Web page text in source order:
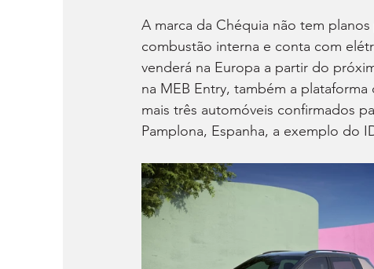
A marca da Chéquia não tem
combustão interna e conta com
venderá na Europa a partir do
na MEB Entry, também a
mais três automóveis confirmados
Pamplona, Espanha, a exemplo do